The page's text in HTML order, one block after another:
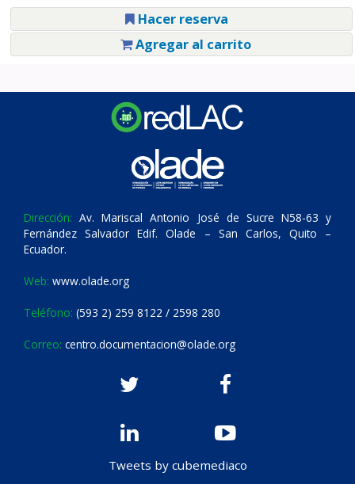
Hacer reserva
Agregar al carrito
Dirección: Av. Mariscal Antonio José de Sucre N58-63 y
Fernández Salvador Edif. Olade – San Carlos, Quito –
Ecuador.
Web: www.olade.org
Teléfono: (593 2) 259 8122 / 2598 280
Correo: centro.documentacion@olade.org
Tweets by cubemediaco